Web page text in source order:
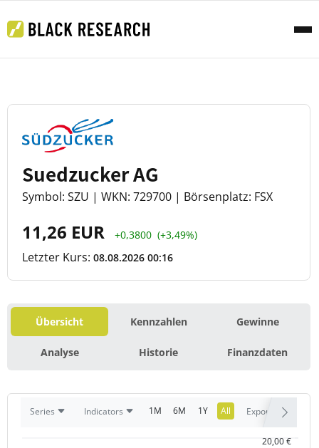
Suedzucker AG
Symbol: SZU | WKN: 729700 | Börsenplatz: FSX
11,26 EUR +0,3800 (+3,49%)
Letzter Kurs: 08.08.2026 00:16
Übersicht Kennzahlen Gewinne
Analyse Historie Finanzdaten
Series Indicators 1M 6M 1Y All Export
20,00 €